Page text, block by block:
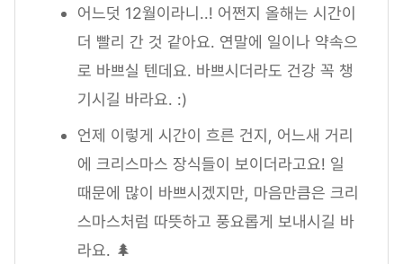
어느덧 12월이라니..! 어쩐지 올해는 시간이
더 빨리 간 것 같아요. 연말에 일이나 약속으
로 바쁘실 텐데요. 바쁘시더라도 건강 꼭 챙
기시길 바라요. :)
언제 이렇게 시간이 흐른 건지, 어느새 거리
에 크리스마스 장식들이 보이더라고요! 일
때문에 많이 바쁘시겠지만, 마음만큼은 크리
스마스처럼 따뜻하고 풍요롭게 보내시길 바
라요. 🌲